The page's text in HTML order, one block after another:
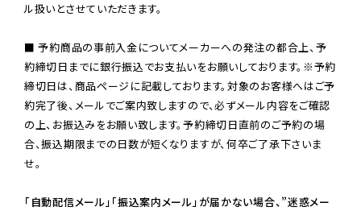
ル扱いとさせていただきます。
■ 予約商品の事前入金についてメーカーへの発注の都合上、予
約締切日までに銀行振込でお支払いをお願いしております。※予約
締切日は、商品ページに記載しております。対象のお客様へはご予
約完了後、メールでご案内致しますので、必ずメール内容をご確認
の上、お振込みをお願い致します。予約締切日直前のご予約の場
合、振込期限までの日数が短くなりますが、何卒ご了承下さいま
せ。
「自動配信メール」「振込案内メール」が届かない場合、”迷惑メー